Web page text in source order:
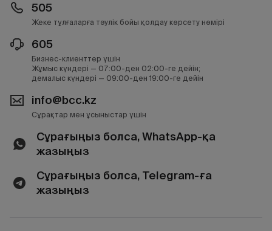
505
Жеке тұлғаларға тәулік бойы қолдау көрсету нөмірі
605
Бизнес-клиенттер үшін
Жұмыс күндері — 07:00-ден 02:00-ге дейін;
демалыс күндері — 09:00-ден 19:00-ге дейін
info@bcc.kz
Сұрақтар мен ұсыныстар үшін
Сұрағыңыз болса, WhatsApp-қа
жазыңыз
Сұрағыңыз болса, Telegram-ға
жазыңыз